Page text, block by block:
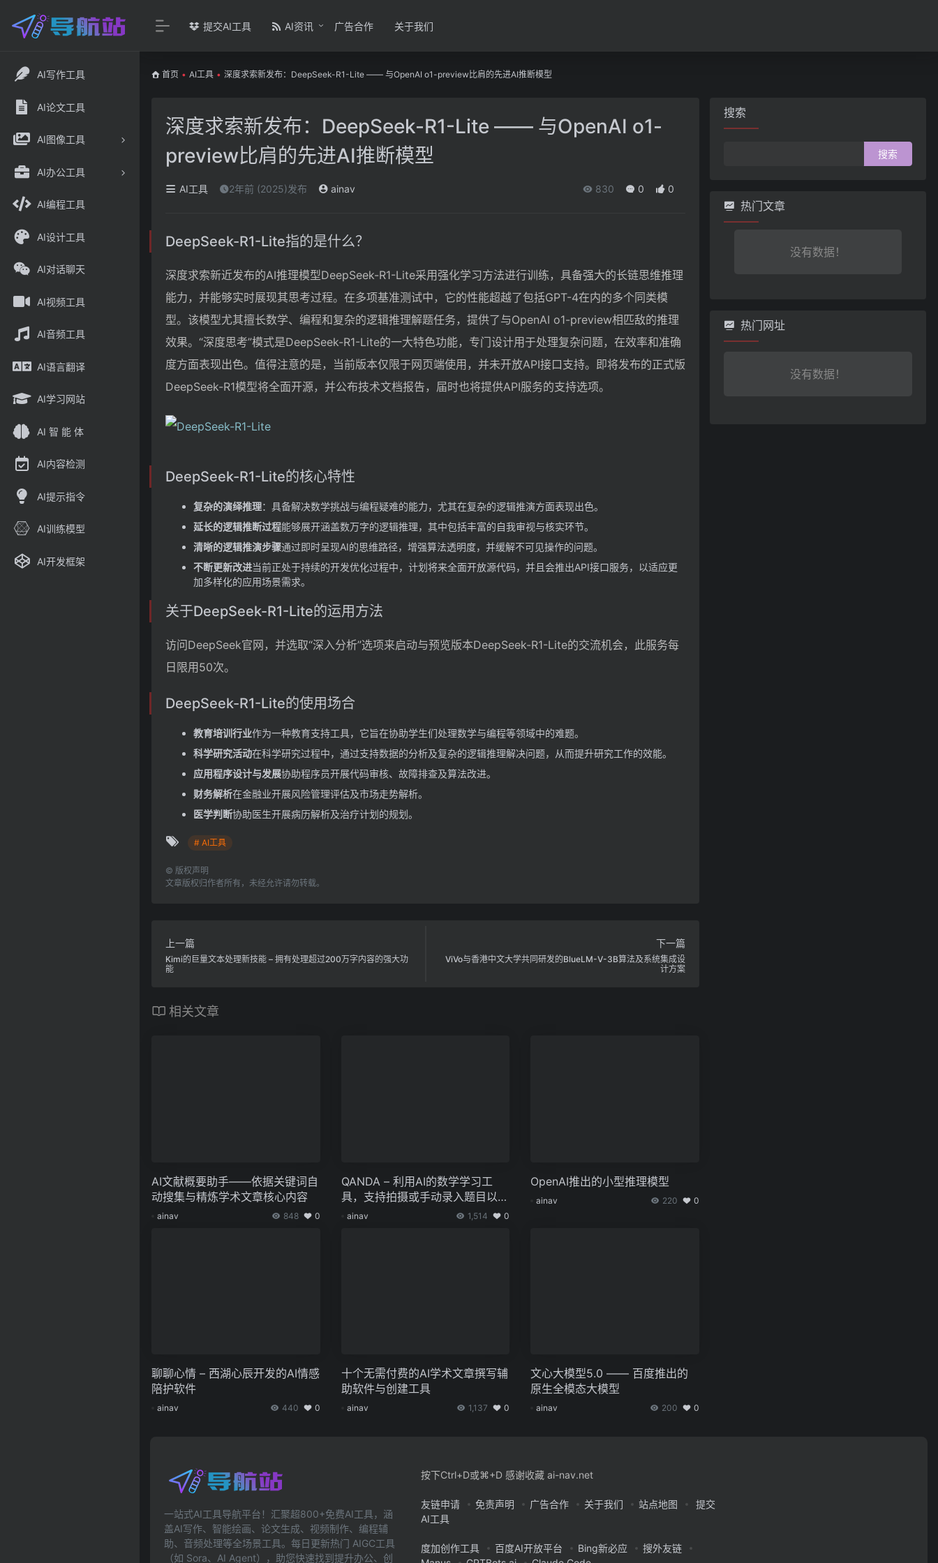
AI写作工具
AI论文工具
AI图像工具
AI办公工具
AI编程工具
AI设计工具
AI对话聊天
AI视频工具
AI音频工具
AI语言翻译
AI学习网站
AI 智 能 体
AI内容检测
AI提示指令
AI训练模型
AI开发框架
提交AI工具 AI资讯 广告合作 关于我们
首页 • AI工具 • 深度求索新发布：DeepSeek-R1-Lite —— 与OpenAI o1-preview比肩的先进AI推断模型
深度求索新发布：DeepSeek-R1-Lite —— 与OpenAI o1-
preview比肩的先进AI推断模型
AI工具 2年前 (2025)发布 ainav 830 0 0
DeepSeek-R1-Lite指的是什么？
深度求索新近发布的AI推理模型DeepSeek-R1-Lite采用强化学习方法进行训练，具备强大的长链思维推理
能力，并能够实时展现其思考过程。在多项基准测试中，它的性能超越了包括GPT-4在内的多个同类模
型。该模型尤其擅长数学、编程和复杂的逻辑推理解题任务，提供了与OpenAI o1-preview相匹敌的推理
效果。“深度思考”模式是DeepSeek-R1-Lite的一大特色功能，专门设计用于处理复杂问题，在效率和准确
度方面表现出色。值得注意的是，当前版本仅限于网页端使用，并未开放API接口支持。即将发布的正式版
DeepSeek-R1模型将全面开源，并公布技术文档报告，届时也将提供API服务的支持选项。
DeepSeek-R1-Lite的核心特性
复杂的演绎推理：具备解决数学挑战与编程疑难的能力，尤其在复杂的逻辑推演方面表现出色。
延长的逻辑推断过程能够展开涵盖数万字的逻辑推理，其中包括丰富的自我审视与核实环节。
清晰的逻辑推演步骤通过即时呈现AI的思维路径，增强算法透明度，并缓解不可见操作的问题。
不断更新改进当前正处于持续的开发优化过程中，计划将来全面开放源代码，并且会推出API接口服务，以适应更
加多样化的应用场景需求。
关于DeepSeek-R1-Lite的运用方法
访问DeepSeek官网，并选取“深入分析”选项来启动与预览版本DeepSeek-R1-Lite的交流机会，此服务每
日限用50次。
DeepSeek-R1-Lite的使用场合
教育培训行业作为一种教育支持工具，它旨在协助学生们处理数学与编程等领域中的难题。
科学研究活动在科学研究过程中，通过支持数据的分析及复杂的逻辑推理解决问题，从而提升研究工作的效能。
应用程序设计与发展协助程序员开展代码审核、故障排查及算法改进。
财务解析在金融业开展风险管理评估及市场走势解析。
医学判断协助医生开展病历解析及治疗计划的规划。
# AI工具
© 版权声明
文章版权归作者所有，未经允许请勿转载。
上一篇
Kimi的巨量文本处理新技能 – 拥有处理超过200万字内容的强大功
能
下一篇
ViVo与香港中文大学共同研发的BlueLM-V-3B算法及系统集成设
计方案
相关文章
AI文献概要助手——依据关键词自
动搜集与精炼学术文章核心内容
ainav 848 0
QANDA – 利用AI的数学学习工
具，支持拍摄或手动录入题目以获
取详细解题步骤
ainav 1,514 0
OpenAI推出的小型推理模型
ainav 220 0
聊聊心情 – 西湖心辰开发的AI情感
陪护软件
ainav 440 0
十个无需付费的AI学术文章撰写辅
助软件与创建工具
ainav 1,137 0
文心大模型5.0 —— 百度推出的
原生全模态大模型
ainav 200 0
搜索
热门文章
没有数据！
热门网址
没有数据！
一站式AI工具导航平台！汇聚超800+免费AI工具，涵
盖AI写作、智能绘画、论文生成、视频制作、编程辅
助、音频处理等全场景工具。每日更新热门 AIGC工具
（如 Sora、AI Agent），助您快速找到提升办公、创
按下Ctrl+D或⌘+D 感谢收藏 ai-nav.net
友链申请 免责声明 广告合作 关于我们 站点地图
提交
AI工具
度加创作工具 百度AI开放平台 Bing新必应
搜外友链